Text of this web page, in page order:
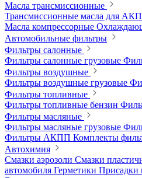
Масла трансмиссионные
Трансмиссионные масла для
Масла компрессорные
Автомобильные фильтры
Фильтры салонные
Фильтры салонные грузовые
Фильтры воздушные
Фильтры воздушные грузовые
Фильтры топливные
Фильтры топливные бензин
Фильтры масляные
Фильтры масляные грузовые
Фильтры АКПП Комплекты
Автохимия
Смазки аэрозоли Смазки
автомобиля Герметики Присадки